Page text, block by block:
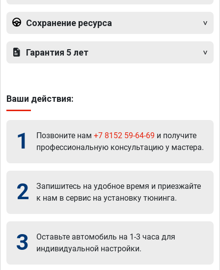
Сохранение ресурса
Гарантия 5 лет
Ваши действия:
1 Позвоните нам +7 8152 59-64-69 и получите
профессиональную консультацию у мастера.
2
Запишитесь на удобное время и приезжайте
к нам в сервис на установку тюнинга.
3
Оставьте автомобиль на 1-3 часа для
индивидуальной настройки.